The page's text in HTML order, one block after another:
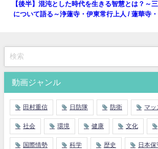
【後半】混沌とした時代を生きる智慧とは？～
について語る～浄蓮寺・伊東常行上人 / 蓮華寺
動画ジャンル
田村重信 日防隊 防衛 マッ
社会 環境 健康 文化
国際情勢 科学 歴史 日本保